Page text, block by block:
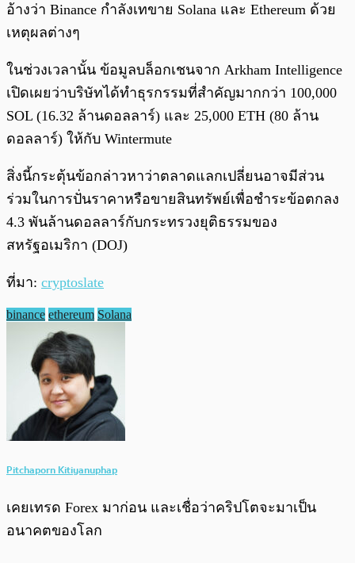
อ้างว่า Binance กำลังเทขาย Solana และ Ethereum ด้วย
เหตุผลต่างๆ
ในช่วงเวลานั้น ข้อมูลบล็อกเชนจาก Arkham Intelligence
เปิดเผยว่าบริษัทได้ทำธุรกรรมที่สำคัญมากกว่า 100,000
SOL (16.32 ล้านดอลลาร์) และ 25,000 ETH (80 ล้าน
ดอลลาร์) ให้กับ Wintermute
สิ่งนี้กระตุ้นข้อกล่าวหาว่าตลาดแลกเปลี่ยนอาจมีส่วน
ร่วมในการปั่นราคาหรือขายสินทรัพย์เพื่อชำระข้อตกลง
4.3 พันล้านดอลลาร์กับกระทรวงยุติธรรมของ
สหรัฐอเมริกา (DOJ)
ที่มา: cryptoslate
binance ethereum Solana
Pitchaporn Kitiyanuphap
เคยเทรด Forex มาก่อน และเชื่อว่าคริปโตจะมาเป็น
อนาคตของโลก